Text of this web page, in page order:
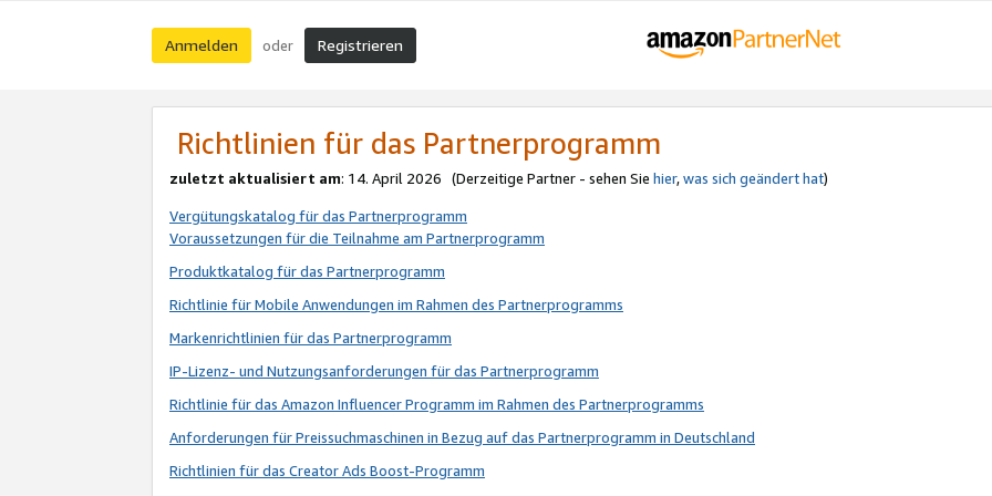
Anmelden oder Registrieren
Richtlinien für das Partnerprogramm
zuletzt aktualisiert am: 14. April 2026 (Derzeitige Partner - sehen Sie hier,was sich geändert hat)
Vergütungskatalog für das Partnerprogramm
Voraussetzungen für die Teilnahme am Partnerprogramm
Produktkatalog für das Partnerprogramm
Richtlinie für Mobile Anwendungen im Rahmen des Partnerprogramms
Markenrichtlinien für das Partnerprogramm
IP-Lizenz- und Nutzungsanforderungen für das Partnerprogramm
Richtlinie für das Amazon Influencer Programm im Rahmen des Partnerprogramms
Anforderungen für Preissuchmaschinen in Bezug auf das Partnerprogramm in Deutschland
Richtlinien für das Creator Ads Boost-Programm